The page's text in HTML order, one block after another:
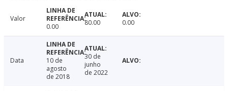
Valor
0.00
80.00 0.00
Data
10 de
agosto
de 2018
30 de
junho
de 2022